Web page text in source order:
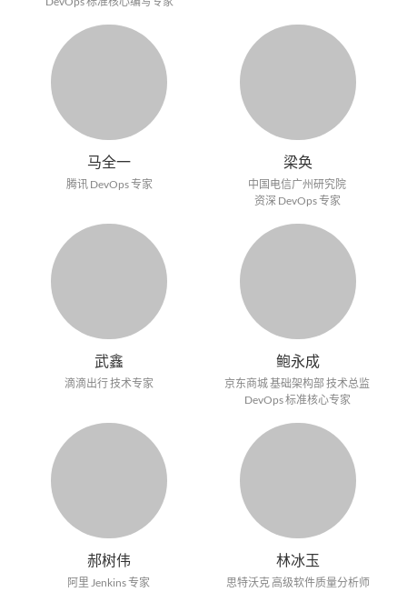
马全一
腾讯 DevOps 专家
梁奂
中国电信广州研究院
资深 DevOps 专家
武鑫
滴滴出行 技术专家
鲍永成
京东商城 基础架构部 技术总监
DevOps 标准核心专家
郝树伟
阿里 Jenkins 专家
林冰玉
思特沃克 高级软件质量分析师